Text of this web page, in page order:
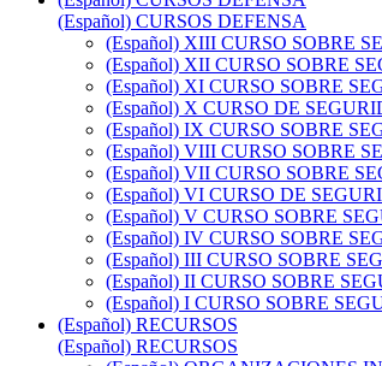
(Español) CURSOS DEFENSA
(Español) XIII CURSO SOBRE
(Español) XII CURSO SOBRE
(Español) XI CURSO SOBRE
(Español) X CURSO DE
(Español) IX CURSO SOBRE
(Español) VIII CURSO SOBRE
(Español) VII CURSO SOBRE
(Español) VI CURSO DE
(Español) V CURSO SOBRE
(Español) IV CURSO SOBRE
(Español) III CURSO SOBRE
(Español) II CURSO SOBRE
(Español) I CURSO SOBRE
(Español) RECURSOS
(Español) RECURSOS